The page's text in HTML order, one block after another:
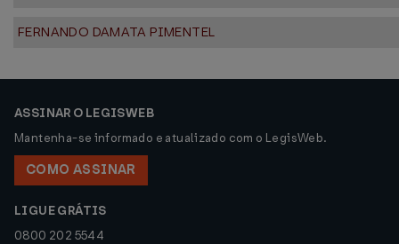
FERNANDO DAMATA PIMENTEL
ASSINAR O LEGISWEB
Mantenha-se informado e atualizado com o LegisWeb.
COMO ASSINAR
LIGUE GRÁTIS
0800 202 5544